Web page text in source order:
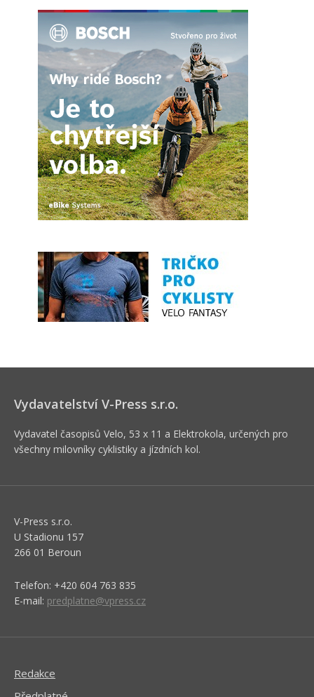
Vydavatelství V-Press s.r.o.
Vydavatel časopisů Velo, 53 x 11 a Elektrokola, určených pro
všechny milovníky cyklistiky a jízdních kol.
V-Press s.r.o.
U Stadionu 157
266 01 Beroun
Telefon: +420 604 763 835
E-mail: predplatne@vpress.cz
Redakce